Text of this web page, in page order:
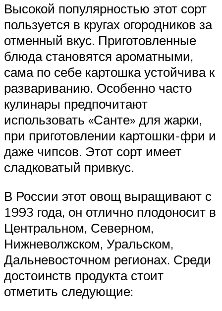
Высокой популярностью этот сорт
пользуется в кругах огородников за
отменный вкус. Приготовленные
блюда становятся ароматными,
сама по себе картошка устойчива к
развариванию. Особенно часто
кулинары предпочитают
использовать «Санте» для жарки,
при приготовлении картошки-фри и
даже чипсов. Этот сорт имеет
сладковатый привкус.
В России этот овощ выращивают с
1993 года, он отлично плодоносит в
Центральном, Северном,
Нижневолжском, Уральском,
Дальневосточном регионах. Среди
достоинств продукта стоит
отметить следующие: